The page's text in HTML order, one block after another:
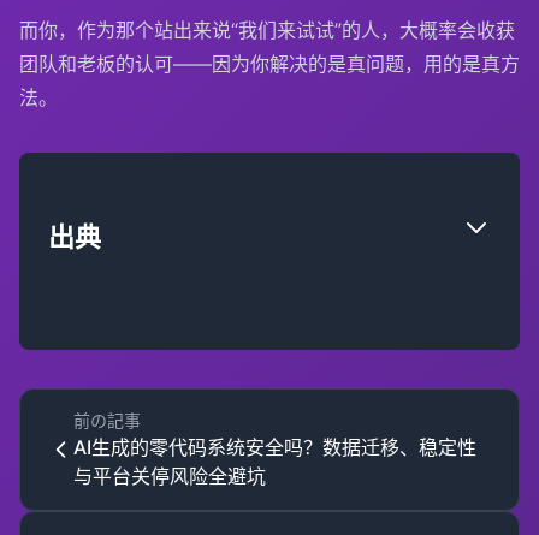
而你，作为那个站出来说“我们来试试”的人，大概率会收获
团队和老板的认可——因为你解决的是真问题，用的是真方
法。
出典
前の記事
AI生成的零代码系统安全吗？数据迁移、稳定性
与平台关停风险全避坑